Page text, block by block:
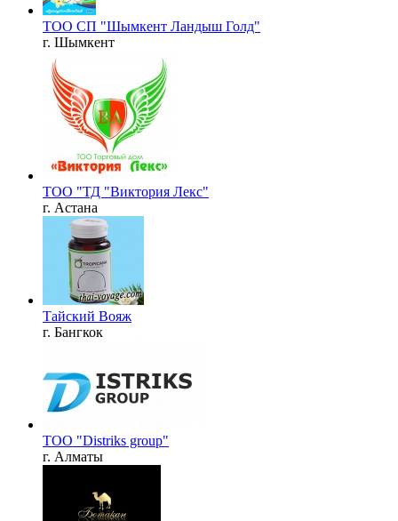
ТОО СП "Шымкент Ландыш Голд"
г. Шымкент
ТОО "ТД "Виктория Лекс"
г. Астана
Тайский Вояж
г. Бангкок
ТОО "Distriks group"
г. Алматы